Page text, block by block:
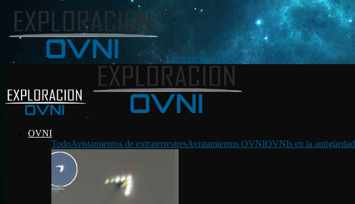
Exploración OVNI
OVNI
TodoAvistamientos de extraterrestresAvistamientos OVNIOVNIs en la antigüedad